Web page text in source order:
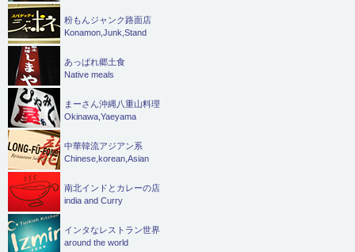
粉もんジャンク路面店
Konamon,Junk,Stand
あっぱれ郷土食
Native meals
まーさん沖縄八重山料理
Okinawa,Yaeyama
中華韓流アジアン系
Chinese,korean,Asian
南北インドとカレーの店
india and Curry
インタなレストラン世界
around the world